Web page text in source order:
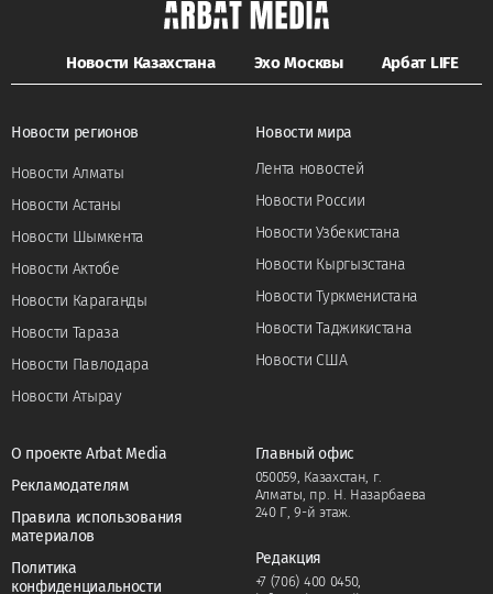
Новости Казахстана Эхо Москвы Арбат LIFE
Новости регионов
Новости Алматы
Новости Астаны
Новости Шымкента
Новости Актобе
Новости Караганды
Новости Тараза
Новости Павлодара
Новости Атырау
Новости мира
Лента новостей
Новости России
Новости Узбекистана
Новости Кыргызстана
Новости Туркменистана
Новости Таджикистана
Новости США
О проекте Arbat Media
Рекламодателям
Правила использования
материалов
Политика
конфиденциальности
Главный офис
050059, Казахстан, г.
Алматы, пр. Н. Назарбаева
240 Г, 9-й этаж.
Редакция
+7 (706) 400 0450,